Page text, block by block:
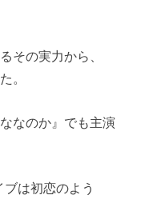
その実力から、
。
なのか』でも主演
は初恋のよう